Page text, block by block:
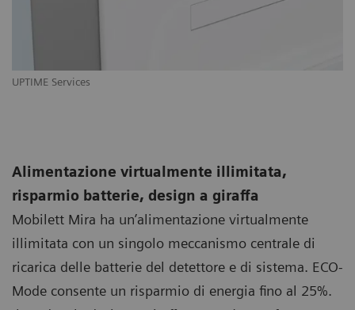
UPTIME Services
Alimentazione virtualmente illimitata,
risparmio batterie, design a giraffa
Mobilett Mira ha un’alimentazione virtualmente
illimitata con un singolo meccanismo centrale di
ricarica delle batterie del detettore e di sistema. ECO-
Mode consente un risparmio di energia fino al 25%.